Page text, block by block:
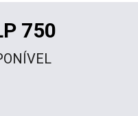
750